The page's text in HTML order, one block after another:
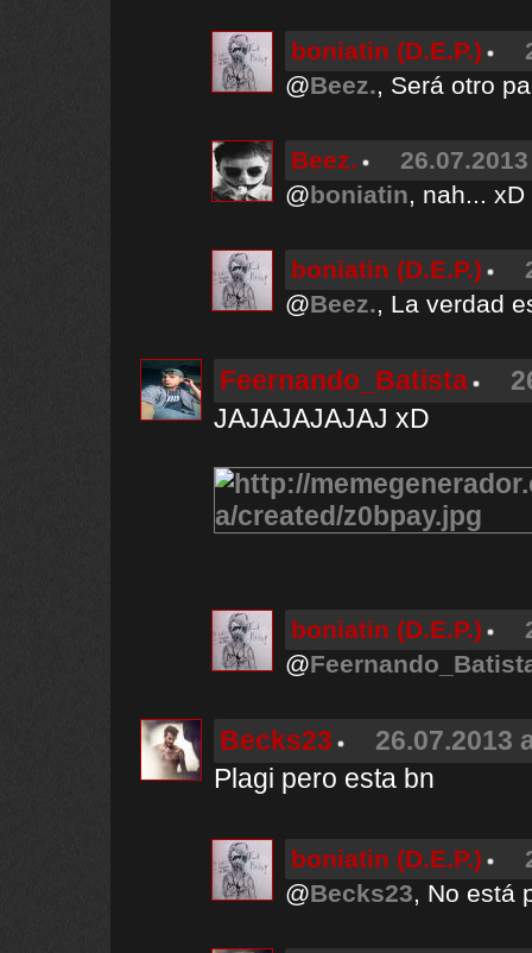
boniatin (D.E.P.)
@Beez., Será otro
Beez.
@boniatin, nah... xD
boniatin (D.E.P.)
@Beez., La verdad
Feernando_Batista
JAJAJAJAJAJ xD
boniatin (D.E.P.)
@
Becks23
26.07.2013
Plagi pero esta bn
boniatin (D.E.P.)
@Becks23, No está